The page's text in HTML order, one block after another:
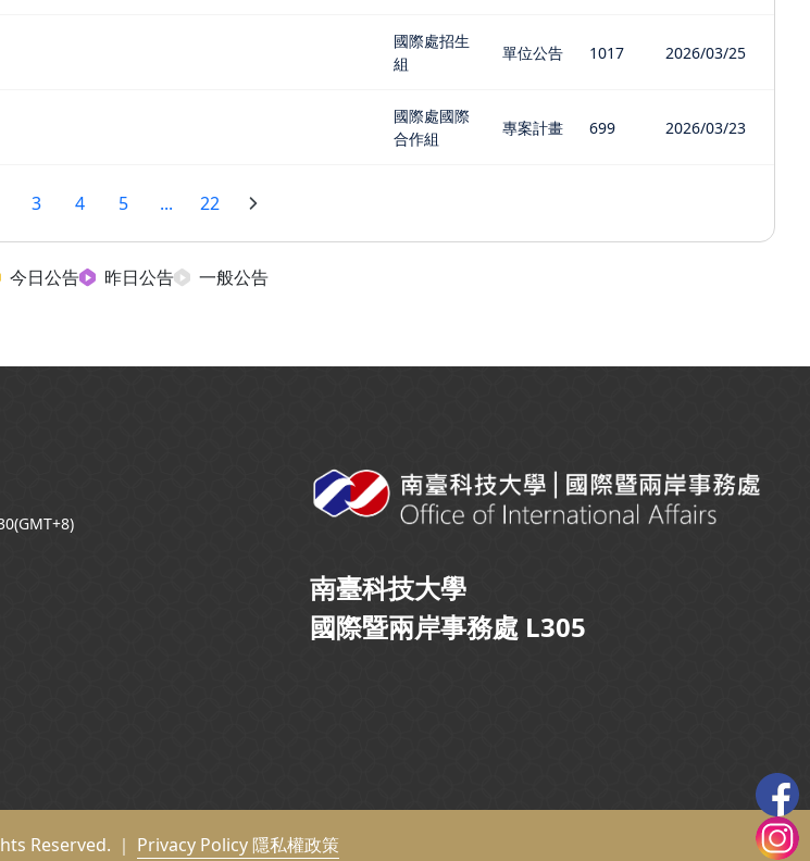
國際處招生
組
單位公告 1017 2026/03/25
國際處國際
合作組
專案計畫 699 2026/03/23
3 4 5 ... 22
今日公告 昨日公告 一般公告
南臺科技大學
國際暨兩岸事務處 L305
Reserved. ｜ Privacy Policy 隱私權政策